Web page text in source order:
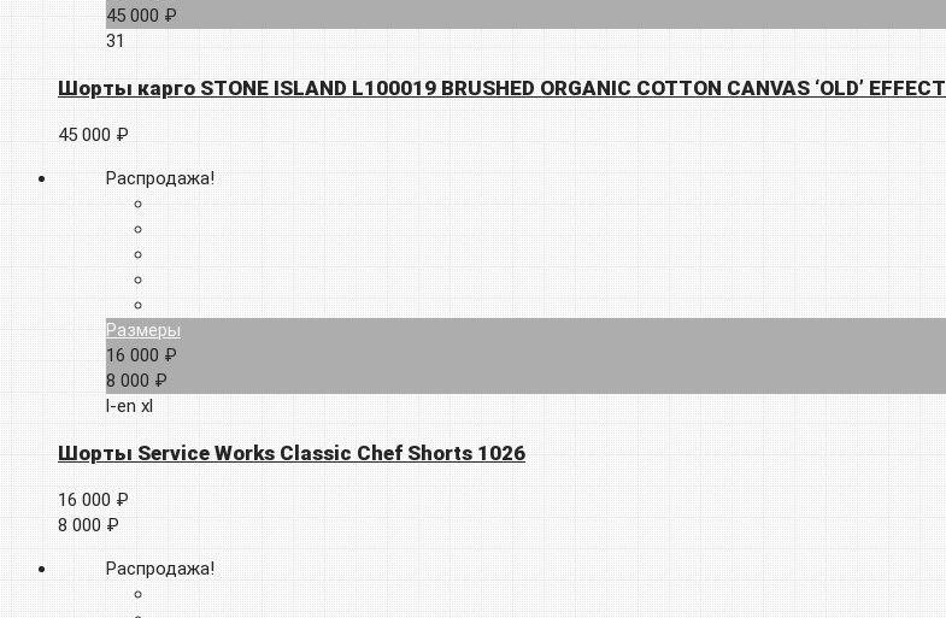
45 000 ₽
31
Шорты карго STONE ISLAND L100019 BRUSHED ORGANIC COTTON CANVAS ‘OLD’ EFFECT
45 000 ₽
Распродажа!
Размеры
16 000 ₽
8 000 ₽
l-en xl
Шорты Service Works Classic Chef Shorts 1026
16 000 ₽
8 000 ₽
Распродажа!